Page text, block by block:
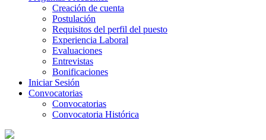
Creación de cuenta
Postulación
Requisitos del perfil del puesto
Experiencia Laboral
Evaluaciones
Entrevistas
Bonificaciones
Iniciar Sesión
Convocatorias
Convocatorias
Convocatoria Histórica